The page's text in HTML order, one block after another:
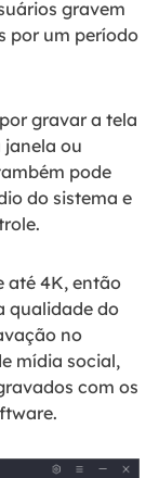
gravem
por um período
gravar a tela
ou
pode
do sistema e
até 4K, então
qualidade do
no
mídia social,
com os